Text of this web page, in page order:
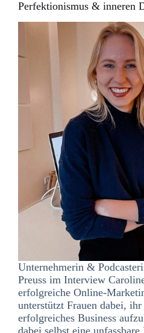
Perfektionismus & inneren
Unternehmerin &
Preuss im Interview
erfolgreiche Online-
unterstützt Frauen dabei, ihr
erfolgreiches Business
dabei selbst eine